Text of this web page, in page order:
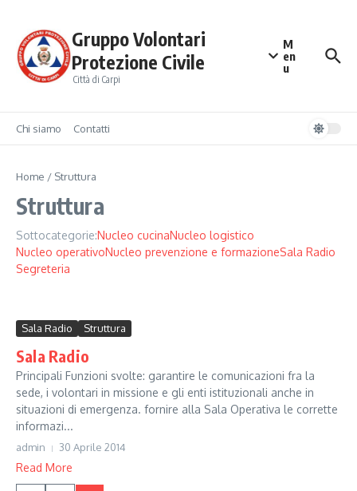
Gruppo Volontari
Protezione Civile
Città di Carpi
M
en
u
Chi siamo Contatti
Home / Struttura
Struttura
Sottocategorie:Nucleo cucinaNucleo logistico
Nucleo operativoNucleo prevenzione e formazioneSala Radio
Segreteria
Sala Radio Struttura
Sala Radio
Principali Funzioni svolte: garantire le comunicazioni fra la
sede, i volontari in missione e gli enti istituzionali anche in
situazioni di emergenza. fornire alla Sala Operativa le corrette
informazi...
admin 30 Aprile 2014
Read More